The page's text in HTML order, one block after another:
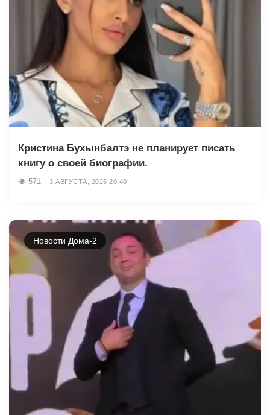
Кристина Бухынбалтэ не планирует писать
книгу о своей биографии.
571 3 АВГУСТА, 2025 20:40
Новости Дома-2